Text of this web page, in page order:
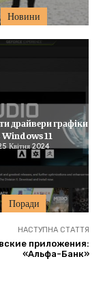
Новини
Поради
драйвери графіки
Windows 11
Квітня 2024
НАСТУПНА СТАТТЯ
приложения:
«Альфа-Банк»